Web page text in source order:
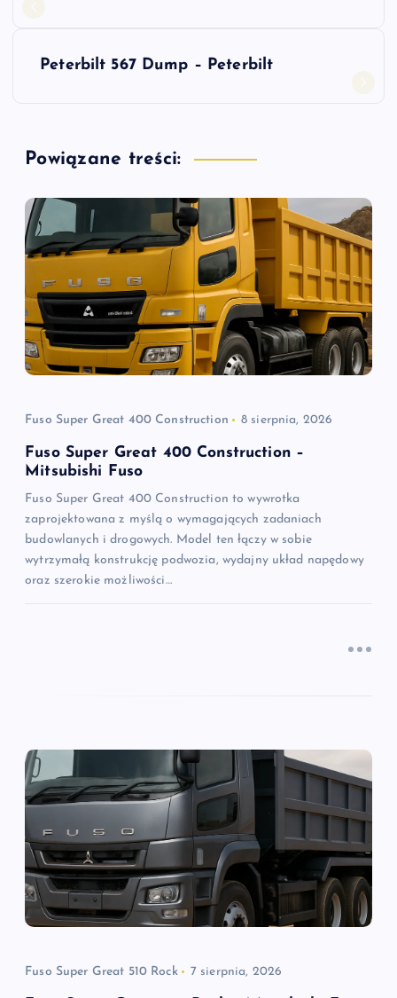
g
a
c
a
w
p
s
u
Peterbilt 567 Dump – Peterbilt
Powiązane treści:
Fuso Super Great 400 Construction 8 sierpnia, 2026
Fuso Super Great 400 Construction –
Mitsubishi Fuso
Fuso Super Great 400 Construction to wywrotka
zaprojektowana z myślą o wymagających zadaniach
budowlanych i drogowych. Model ten łączy w sobie
wytrzymałą konstrukcję podwozia, wydajny układ napędowy
oraz szerokie możliwości…
Fuso Super Great 510 Rock 7 sierpnia, 2026